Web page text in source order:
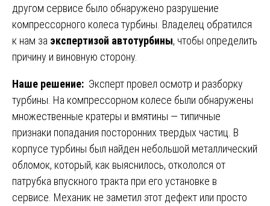
другом сервисе было обнаружено разрушение
компрессорного колеса турбины. Владелец обратился
к нам за экспертизой автотурбины, чтобы определить
причину и виновную сторону.
Наше решение: Эксперт провел осмотр и разборку
турбины. На компрессорном колесе были обнаружены
множественные кратеры и вмятины — типичные
признаки попадания посторонних твердых частиц. В
корпусе турбины был найден небольшой металлический
обломок, который, как выяснилось, откололся от
патрубка впускного тракта при его установке в
сервисе. Механик не заметил этот дефект или просто